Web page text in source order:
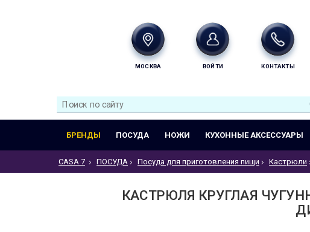
МОСКВА ВОЙТИ КОНТАКТЫ
БРЕНДЫ ПОСУДА НОЖИ КУХОННЫЕ АКСЕССУАРЫ
CASA 7 ПОСУДА Посуда для приготовления пищи Кастрюли
КАСТРЮЛЯ КРУГЛАЯ